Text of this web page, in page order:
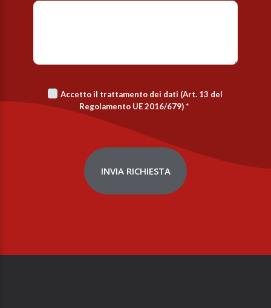
Accetto il trattamento dei dati (Art. 13 del
Regolamento UE 2016/679)*
INVIA RICHIESTA